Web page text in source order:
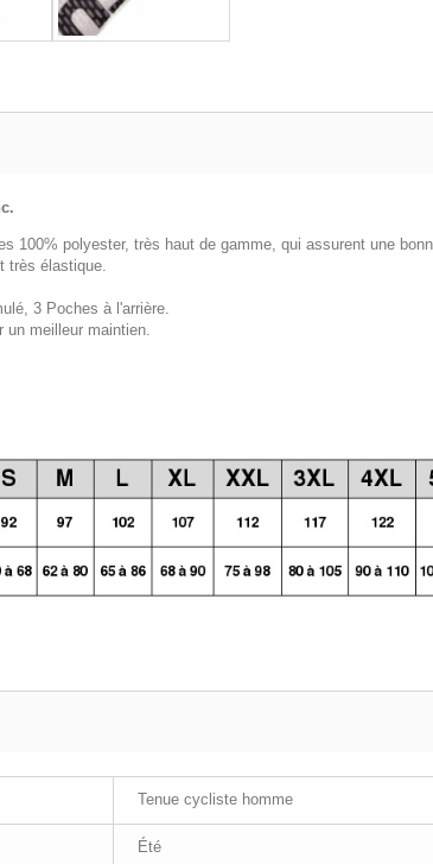
100% polyester, très haut de gamme, qui assurent une
très élastique.
, 3 Poches à l'arrière.
un meilleur maintien.
Tenue cycliste homme
Été